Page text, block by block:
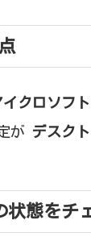
イクロソフ
が デスク
状態をチ